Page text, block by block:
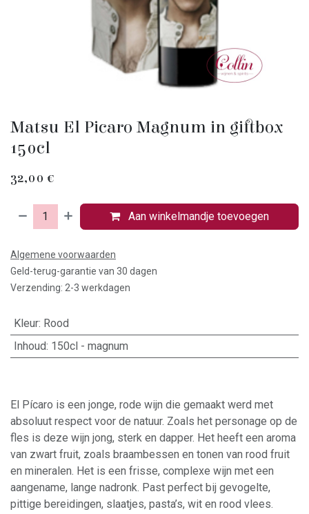
Matsu El Picaro Magnum in giftbox
150cl
32,00 €
Aan winkelmandje toevoegen
Algemene voorwaarden
Geld-terug-garantie van 30 dagen
Verzending: 2-3 werkdagen
Kleur: Rood
Inhoud: 150cl - magnum
El Pícaro is een jonge, rode wijn die gemaakt werd met
absoluut respect voor de natuur. Zoals het personage op de
fles is deze wijn jong, sterk en dapper. Het heeft een aroma
van zwart fruit, zoals braambessen en tonen van rood fruit
en mineralen. Het is een frisse, complexe wijn met een
aangename, lange nadronk. Past perfect bij gevogelte,
pittige bereidingen, slaatjes, pasta’s, wit en rood vlees.